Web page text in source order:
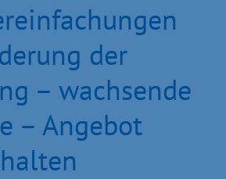
der
– wachsende
– Angebot